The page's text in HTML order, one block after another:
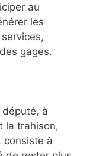
au
les
gages.
à
la trahison,
consiste à